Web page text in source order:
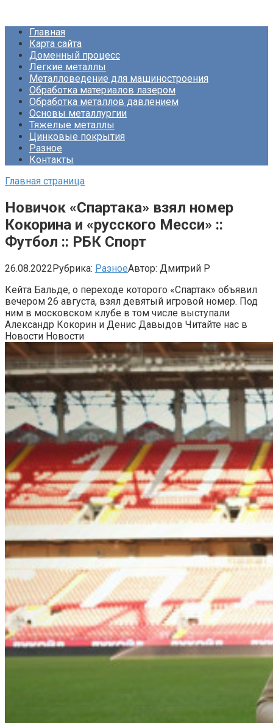
контентуГлавная
Карта сайта
Доменный процесс
Легкие металлы
Металловедение для машиностроения
Обработка материалов лазером
Обработка металлов давлением
Основы металлургии
Тяжелые металлы
Цинковые покрытия
Разное
Контакты
Главная страница
Новичок «Спартака» взял номер
Кокорина и «русского Месси» ::
Футбол :: РБК Спорт
26.08.2022Рубрика: РазноеАвтор: Дмитрий Р
Кейта Бальде, о переходе которого «Спартак» объявил
вечером 26 августа, взял девятый игровой номер. Под
ним в московском клубе в том числе выступали
Александр Кокорин и Денис Давыдов Читайте нас в
Новости Новости